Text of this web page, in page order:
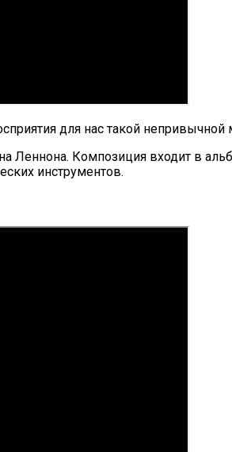
для нас такой непривычной
Леннона. Композиция входит в
инструментов.